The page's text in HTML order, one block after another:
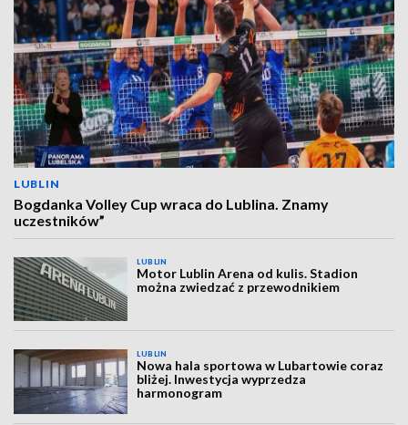
LUBLIN
Bogdanka Volley Cup wraca do Lublina. Znamy
uczestników”
LUBLIN
Motor Lublin Arena od kulis. Stadion
można zwiedzać z przewodnikiem
LUBLIN
Nowa hala sportowa w Lubartowie coraz
bliżej. Inwestycja wyprzedza
harmonogram